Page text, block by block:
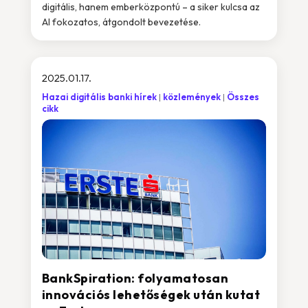
digitális, hanem emberközpontú – a siker kulcsa az
AI fokozatos, átgondolt bevezetése.
BankSpiration: folyamatosan
innovációs lehetőségek után kutat
2025.01.17.
Hazai digitális banki hírek közlemények
Összes
cikk